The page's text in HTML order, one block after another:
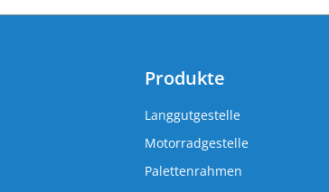
Produkte
Langgutgestelle
Motorradgestelle
Palettenrahmen